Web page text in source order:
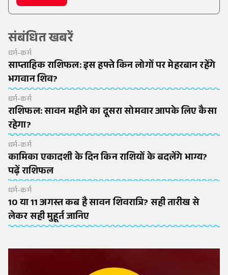
संबंधित खबरें
धर्म-कर्म
साप्ताहिक राशिफल: इस हफ्ते किन लोगों पर मेहरबान रहेंगे
भगवान शिव?
धर्म-कर्म
राशिफल: सावन महीने का दूसरा सोमवार आपके लिए कैसा
रहेगा?
धर्म-कर्म
कामिका एकादशी के दिन किन राशियों के बदलेंगे भाग्य?
पढ़ें राशिफल
धर्म-कर्म
10 या 11 अगस्त कब है सावन शिवरात्रि? सही तारीख से
लेकर सही मुहूर्त जानिए